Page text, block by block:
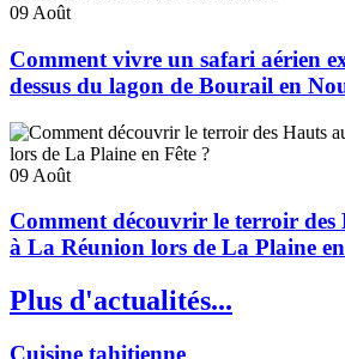
09 Août
Comment vivre un safari aérien
dessus du lagon de Bourail en
09 Août
Comment découvrir le terroir des
à La Réunion lors de La Plaine
Plus d'actualités...
Cuisine tahitienne